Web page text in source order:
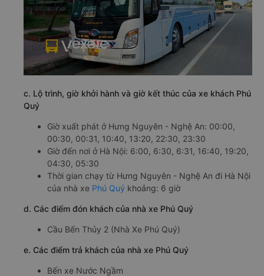
c. Lộ trình, giờ khởi hành và giờ kết thúc của xe khách Phú
Quý
Giờ xuất phát ở Hưng Nguyên - Nghệ An: 00:00,
00:30, 00:31, 10:40, 13:20, 22:30, 23:30
Giờ đến nơi ở Hà Nội: 6:00, 6:30, 6:31, 16:40, 19:20,
04:30, 05:30
Thời gian chạy từ Hưng Nguyên - Nghệ An đi Hà Nội
của nhà xe Phú Quý khoảng: 6 giờ
d. Các điểm đón khách của nhà xe Phú Quý
Cầu Bến Thủy 2 (Nhà Xe Phú Quý)
e. Các điểm trả khách của nhà xe Phú Quý
Bến xe Nước Ngầm